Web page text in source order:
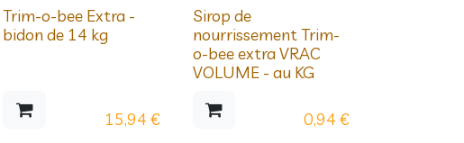
Prix dégressifs
Trim-o-bee Extra -
bidon de 14 kg
15,94 €
Sur commande
Sirop de
nourrissement Trim-
o-bee extra VRAC
VOLUME - au KG
0,94 €